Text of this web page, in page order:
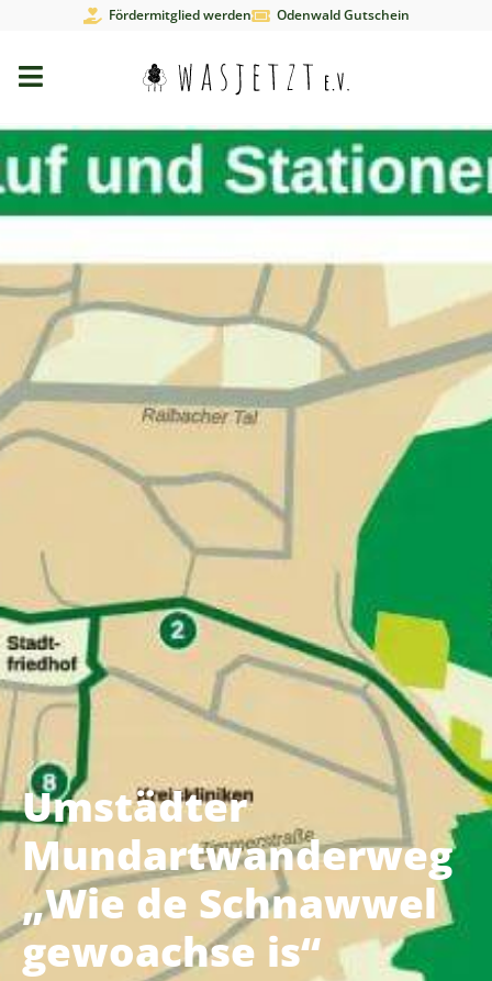
Fördermitglied werden Odenwald Gutschein
Umstädter
Mundartwanderweg
„Wie de Schnawwel
gewoachse is“